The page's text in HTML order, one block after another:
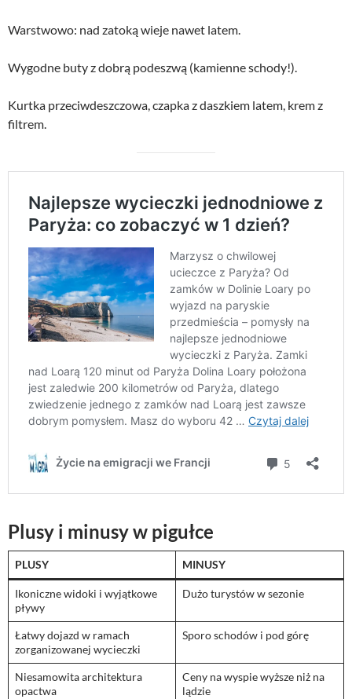
Warstwowo: nad zatoką wieje nawet latem.
Wygodne buty z dobrą podeszwą (kamienne schody!).
Kurtka przeciwdeszczowa, czapka z daszkiem latem, krem z
filtrem.
Plusy i minusy w pigułce
PLUSY MINUSY
Ikoniczne widoki i wyjątkowe
pływy
Dużo turystów w sezonie
Łatwy dojazd w ramach
zorganizowanej wycieczki
Sporo schodów i pod górę
Niesamowita architektura
opactwa
Ceny na wyspie wyższe niż na
lądzie